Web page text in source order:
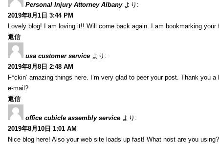
Personal Injury Attorney Albany より:
2019年8月1日 3:44 PM
Lovely blog! I am loving it!! Will come back again. I am bookmarking your
返信
usa customer service より:
2019年8月8日 2:48 AM
F*ckin’ amazing things here. I’m very glad to peer your post. Thank you
e-mail?
返信
office cubicle assembly service より:
2019年8月10日 1:01 AM
Nice blog here! Also your web site loads up fast! What host are you